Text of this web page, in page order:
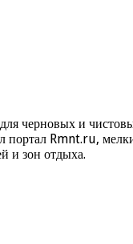
черновых и
портал Rmnt.ru,
и зон отдыха.